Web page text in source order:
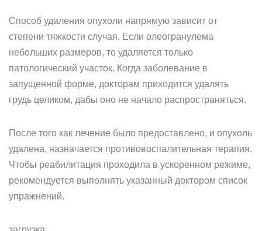
Способ удаления опухоли напрямую зависит от
степени тяжкости случая. Если олеогранулема
небольших размеров, то удаляется только
патологический участок. Когда заболевание в
запущенной форме, докторам приходится удалять
грудь целиком, дабы оно не начало распространяться.
После того как лечение было предоставлено, и опухоль
удалена, назначается противовоспалительная терапия.
Чтобы реабилитация проходила в ускоренном режиме,
рекомендуется выполнять указанный доктором список
упражнений.